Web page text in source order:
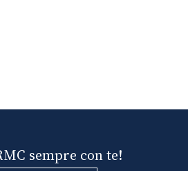
sempre con te!